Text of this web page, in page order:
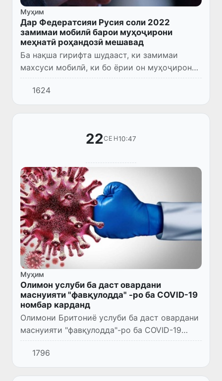
Муҳим
Дар Федератсияи Русия соли 2022
замимаи мобилӣ барои муҳоҷирони
меҳнатӣ роҳандозӣ мешавад
Ба нақша гирифта шудааст, ки замимаи
махсуси мобилӣ, ки бо ёрии он муҳоҷирони
меҳнатӣ метавонанд ҳуҷҷатҳои заруриро
тартиб диҳанд ва дар Русия кор ҷустуҷӯ
кунанд, соли 2022 ба кор...
1624
22СЕН10:47
Муҳим
Олимон услуби ба даст овардани
маснуияти "фавқулодда" -ро ба COVID-19
номбар карданд
Олимони Бритониё услуби ба даст овардани
маснуияти "фавқулодда"-ро ба COVID-19
номбар карданд. Онҳо таъкид намуданд, ки
баъди аз сар гузарондани коронавирус бояд
ваксина карда шава...
1796